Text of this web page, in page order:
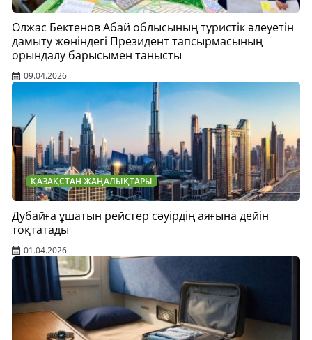
Олжас Бектенов Абай облысының туристік әлеуетін
дамыту жөніндегі Президент тапсырмасының
орындалу барысымен танысты
09.04.2026
ҚАЗАҚСТАН ЖАҢАЛЫҚТАРЫ
Дубайға ұшатын рейстер сәуірдің аяғына дейін
тоқтатады
01.04.2026